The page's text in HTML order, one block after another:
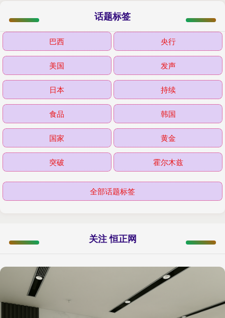
话题标签
巴西 央行
美国 发声
日本 持续
食品 韩国
国家 黄金
突破 霍尔木兹
全部话题标签
关注 恒正网